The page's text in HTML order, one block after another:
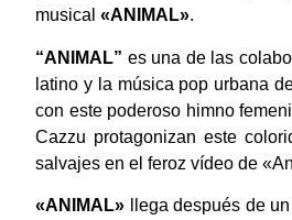
musical «ANIMAL».
“ANIMAL” es una de las
latino y la música pop urbana
con este poderoso himno
Cazzu protagonizan este
salvajes en el feroz vídeo de
«ANIMAL» llega después de